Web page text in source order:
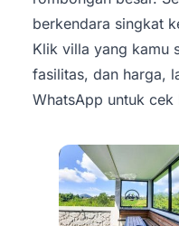
berkendara singkat
Klik villa yang kamu
fasilitas, dan harga,
WhatsApp untuk